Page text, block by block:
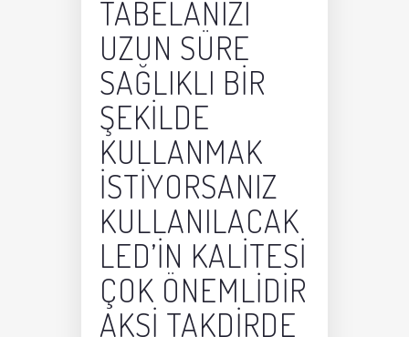
TABELANIZI
UZUN SÜRE
SAĞLIKLI BIR
ŞEKILDE
KULLANMAK
ISTIYORSANIZ
KULLANILACAK
LED’IN KALITESI
ÇOK ÖNEMLIDIR
AKSI TAKDIRDE